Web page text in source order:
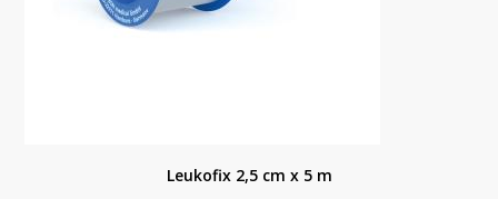
Leukofix 2,5 cm x 5 m